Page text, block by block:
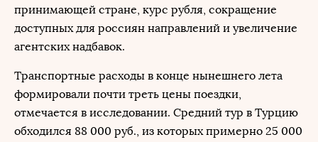
принимающей стране, курс рубля, сокращение
доступных для россиян направлений и увеличение
агентских надбавок.
Транспортные расходы в конце нынешнего лета
формировали почти треть цены поездки,
отмечается в исследовании. Средний тур в Турцию
обходился 88 000 руб., из которых примерно 25 000